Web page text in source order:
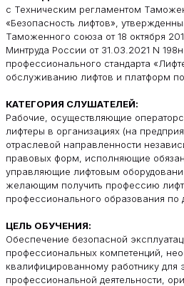
с Техническим регламентом
«Безопасность лифтов»,
Таможенного союза от 18 октября
Минтруда России от 31.03.2021 N
профессионального стандарта
обслуживанию лифтов и платформ
КАТЕГОРИЯ СЛУШАТЕЛЕЙ:
Рабочие, осуществляющие
лифтеры в организациях (на
отраслевой направленности
правовых форм, исполняющие
управляющие лифтовым
желающим получить профессию
профессионального образования по
ЦЕЛЬ ОБУЧЕНИЯ:
Обеспечение безопасной
профессиональных компетенций,
квалифицированному работнику для
профессиональной деятельности,